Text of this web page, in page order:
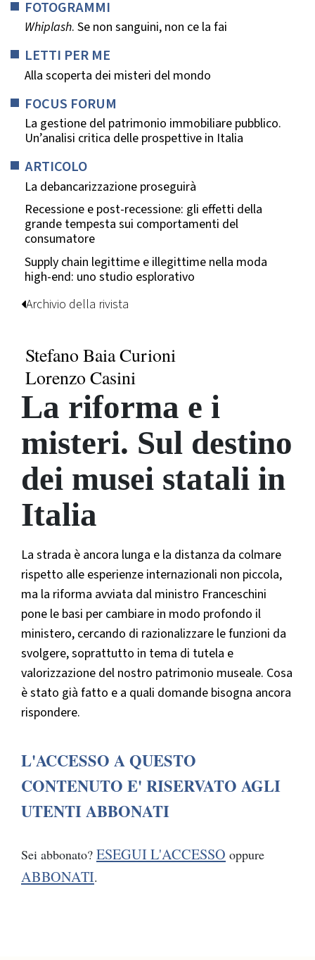
FOTOGRAMMI
Whiplash. Se non sanguini, non ce la fai
LETTI PER ME
Alla scoperta dei misteri del mondo
FOCUS FORUM
La gestione del patrimonio immobiliare pubblico.
Un’analisi critica delle prospettive in Italia
ARTICOLO
La debancarizzazione proseguirà
Recessione e post-recessione: gli effetti della
grande tempesta sui comportamenti del
consumatore
Supply chain legittime e illegittime nella moda
high-end: uno studio esplorativo
Archivio della rivista
Stefano Baia Curioni
Lorenzo Casini
La riforma e i
misteri. Sul destino
dei musei statali in
Italia
La strada è ancora lunga e la distanza da colmare
rispetto alle esperienze internazionali non piccola,
ma la riforma avviata dal ministro Franceschini
pone le basi per cambiare in modo profondo il
ministero, cercando di razionalizzare le funzioni da
svolgere, soprattutto in tema di tutela e
valorizzazione del nostro patrimonio museale. Cosa
è stato già fatto e a quali domande bisogna ancora
rispondere.
L'ACCESSO A QUESTO
CONTENUTO E' RISERVATO AGLI
UTENTI ABBONATI
Sei abbonato? ESEGUI L'ACCESSO oppure
ABBONATI.